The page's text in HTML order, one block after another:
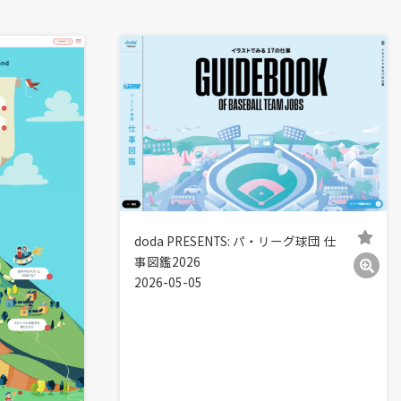
doda PRESENTS: パ・リーグ球団 仕
事図鑑2026
2026-05-05